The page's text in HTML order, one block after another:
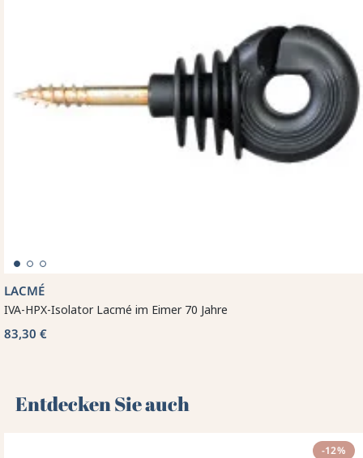
LACMÉ
IVA-HPX-Isolator Lacmé im Eimer 70 Jahre
83,30 €
Entdecken Sie auch 🌻
-12%